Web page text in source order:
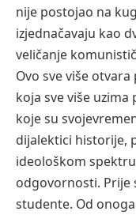
nije postojao na
izjednačavaju kao
veličanje
Ovo sve više
koja sve više uzima
koje su
dijalektici historije,
ideološkom
odgovornosti. Prije
studente. Od